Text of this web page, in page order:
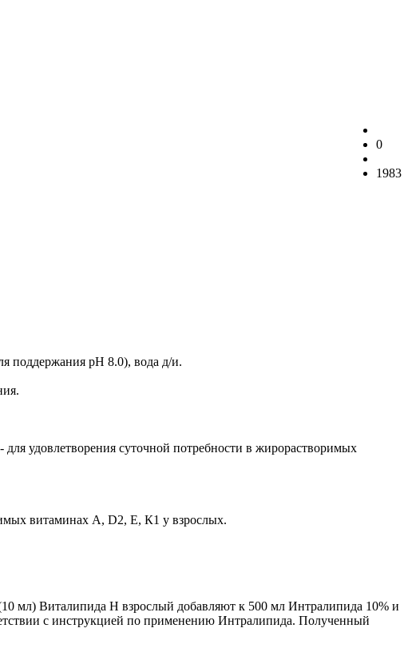
0
1983
поддержания pH 8.0), вода д/и.
удовлетворения суточной потребности в жирорастворимых
витаминах А, D2, Е, К1 у взрослых.
мл) Виталипида Н взрослый добавляют к 500 мл Интралипида 10% и
с инструкцией по применению Интралипида. Полученный